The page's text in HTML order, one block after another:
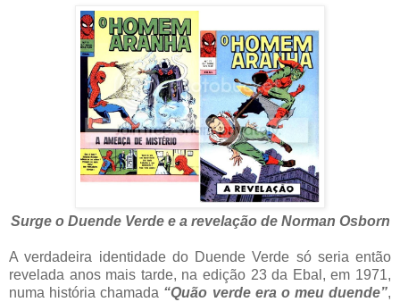
Surge o Duende Verde e a revelação de Norman Osborn
A verdadeira identidade do Duende Verde só seria então
revelada anos mais tarde, na edição 23 da Ebal, em 1971,
numa história chamada “Quão verde era o meu duende”,